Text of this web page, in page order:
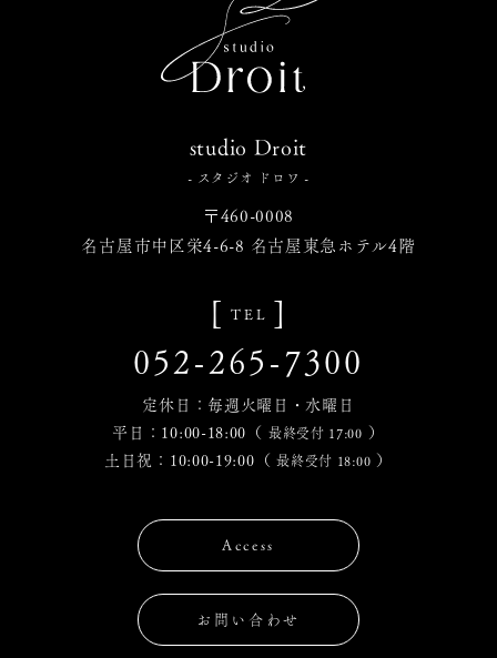
studio Droit
- スタジオ ドロワ -
〒460-0008
名古屋市中区栄4-6-8 名古屋東急ホテル4階
[ TEL
]
052-265-7300
定休日：毎週火曜日・水曜日
平日：10:00-18:00（
最終受付 17:00
）
土日祝：10:00-19:00（
最終受付 18:00 ）
Access
お問い合わせ